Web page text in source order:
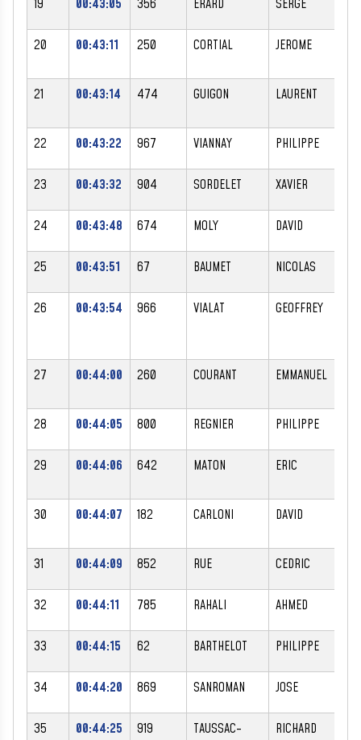
19 00:43:05 356 ERARD SERGE
20 00:43:11 250 CORTIAL JEROME
21 00:43:14 474 GUIGON LAURENT
22 00:43:22 967 VIANNAY PHILIPPE
23 00:43:32 904 SORDELET XAVIER
24 00:43:48 674 MOLY DAVID
25 00:43:51 67 BAUMET NICOLAS
26 00:43:54 966 VIALAT GEOFFREY
27 00:44:00 260 COURANT EMMANUEL
28 00:44:05 800 REGNIER PHILIPPE
29 00:44:06 642 MATON ERIC
30 00:44:07 182 CARLONI DAVID
31 00:44:09 852 RUE CEDRIC
32 00:44:11 785 RAHALI AHMED
33 00:44:15 62 BARTHELOT PHILIPPE
34 00:44:20 869 SANROMAN JOSE
35 00:44:25 919
TAUSSAC-
RICHARD